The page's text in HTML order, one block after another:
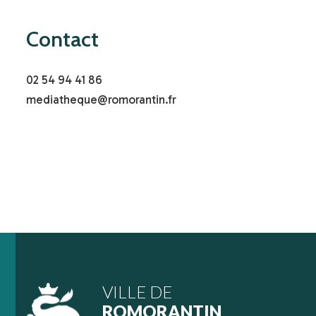
Contact
02 54 94 41 86
mediatheque@romorantin.fr
VILLE DE
ROMORANTIN